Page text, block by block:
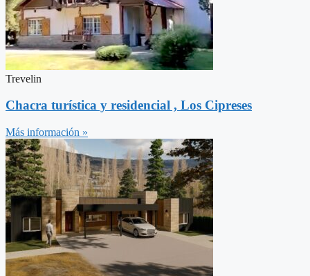
Trevelin
Chacra turística y residencial , Los Cipreses
Más información »